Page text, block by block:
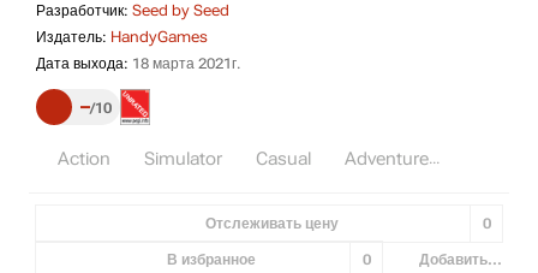
Разработчик: Seed by Seed
Издатель: HandyGames
Дата выхода: 18 марта 2021г.
– 10
Action Simulator Casual Adventure
Отслеживать цену 0
В избранное 0 Добавить...